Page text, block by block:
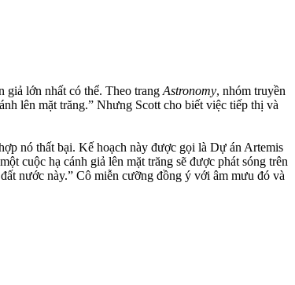
giả lớn nhất có thể. Theo trang Astronomy, nhóm truyền
lên mặt trăng.” Nhưng Scott cho biết việc tiếp thị và
nó thất bại. Kế hoạch này được gọi là Dự án Artemis
cuộc hạ cánh giả lên mặt trăng sẽ được phát sóng trên
nước này.” Cô miễn cưỡng đồng ý với âm mưu đó và